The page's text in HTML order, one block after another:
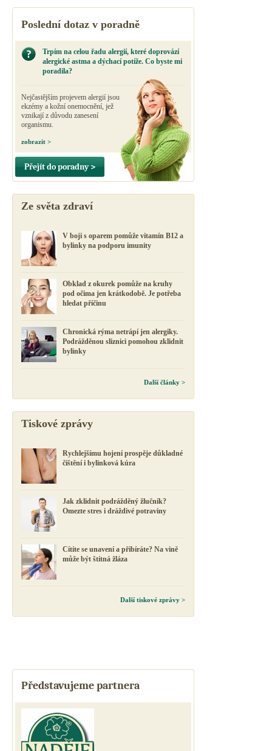
Poslední dotaz v poradně
Trpím na celou řadu alergií, které doprovází
alergické astma a dýchací potíže. Co byste mi
poradila?
Nejčastějším projevem alergií jsou
ekzémy a kožní onemocnění, jež
vznikají z důvodu zanesení
organismu.
zobrazit >
Přejít do poradny >
Ze světa zdraví
V boji s oparem pomůže vitamín B12 a
bylinky na podporu imunity
Obklad z okurek pomůže na kruhy
pod očima jen krátkodobě. Je potřeba
hledat příčinu
Chronická rýma netrápí jen alergiky.
Podrážděnou sliznici pomohou zklidnit
bylinky
Další články >
Tiskové zprávy
Rychlejšímu hojení prospěje důkladné
čištění i bylinková kúra
Jak zklidnit podrážděný žlučník?
Omezte stres i dráždivé potraviny
Cítíte se unavení a přibíráte? Na vině
může být štítná žláza
Další tiskové zprávy >
Představujeme partnera